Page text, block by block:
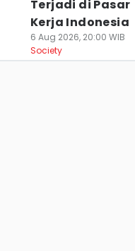
Terjadi di Pasar
Kerja Indonesia
6 Aug 2026, 20:00 WIB
Society